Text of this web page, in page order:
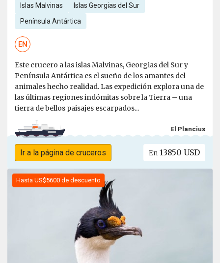
Islas Malvinas Islas Georgias del Sur
Península Antártica
EN
Este crucero a las islas Malvinas, Georgias del Sur y
Península Antártica es el sueño de los amantes del
animales hecho realidad. Las expedición explora una de
las últimas regiones indómitas sobre la Tierra – una
tierra de bellos paisajes escarpados...
El Plancius
Ir a la página de cruceros En 13850 USD
Hasta US$5600 de descuento